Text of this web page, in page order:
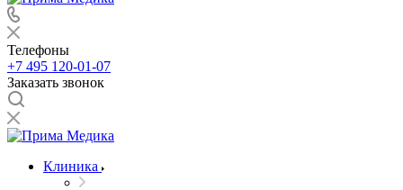
Телефоны
+7 495 120-01-07
Заказать звонок
Клиника